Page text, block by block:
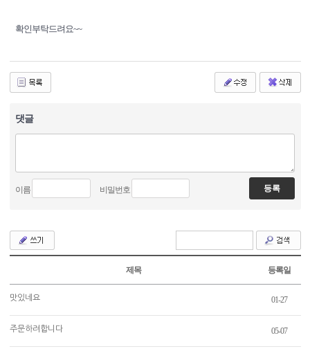
확인부탁드려요~~
댓글
이름 비밀번호
제목 등록일
맛있네요 01-27
주문하려합니다 05-07